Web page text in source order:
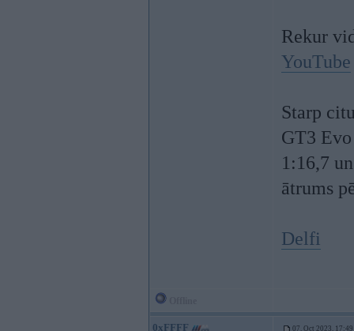
Rekur
YouTube
Starp
GT3
1:16,7
ātrums
Delfi
0xFFFF 07. Oct 2023, 17:49